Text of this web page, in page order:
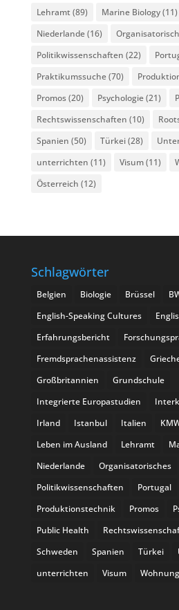
Lehramt (89) Marine Biology(11)
Niederlande(16)
Politikwissenschaften (22)
Praktikumssuche(70)
Promos(20) Psychologie(21)
Rechtswissenschaften (10)
Spanien (50) Türkei(28)
unterrichten (11) Visum(11)
Österreich (12)
Schlagwörter
Belgien Biologie Brüssel
English-Speaking Cultures
Erfahrungsbericht
Fremdsprachenassistenz
Großbritannien
Grundschule
Integrierte Europastudien
Irland
Istanbul Italien
Leben im Ausland
Lehramt
Niederlande
Organisatorisches
Politikwissenschaften
Portugal
Produktionstechnik
Promos
Public Health
Schweden
Spanien Türkei
unterrichten
Visum